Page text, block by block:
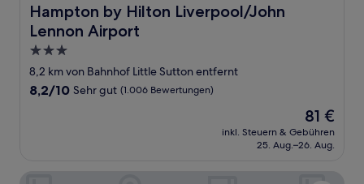
Hampton by Hilton Liverpool/John
Lennon Airport
Hampton by Hilton Liverpool/John Lennon Airport
3.0-
Sterne-
Unterkunft
8,2 km von Bahnhof Little Sutton entfernt
8.2
Bewertungen)
8,2/10 Sehr gut (1.006 Bewertungen)
Der
Preis
beträgt
81 €
inkl. Steuern & Gebühren
25. Aug.–26. Aug.